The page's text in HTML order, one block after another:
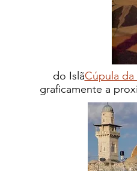
do IslãCúpula da
graficamente a